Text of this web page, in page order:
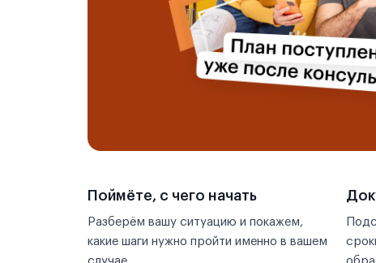
Фошань
Хэйлунцзян
Поймёте, с чего начать
Разберём вашу ситуацию и покажем,
какие шаги нужно пройти именно в вашем